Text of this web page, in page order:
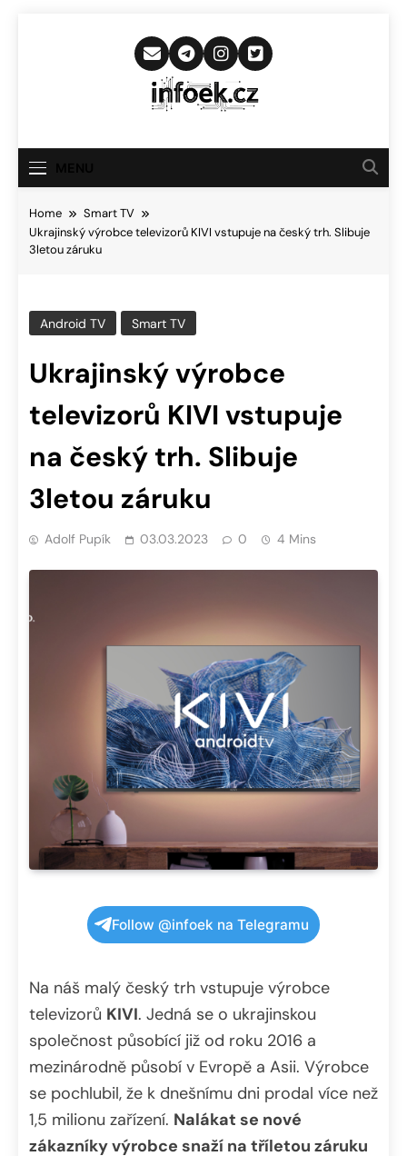
Infoek.cz
Novinkám
Home
Smart TV
Ukrajinský výrobce televizorů KIVI vstupuje na český trh. Slibuje
3letou záruku
Android TV Smart TV
Ukrajinský výrobce
televizorů KIVI vstupuje
na český trh. Slibuje
3letou záruku
Adolf Pupík 03.03.2023 0 4 Mins
Follow @infoek na Telegramu
Na náš malý český trh vstupuje výrobce
televizorů KIVI. Jedná se o ukrajinskou
společnost působící již od roku 2016 a
mezinárodně působí v Evropě a Asii. Výrobce
se pochlubil, že k dnešnímu dni prodal více než
1,5 milionu zařízení. Nalákat se nové
zákazníky výrobce snaží na tříletou záruku